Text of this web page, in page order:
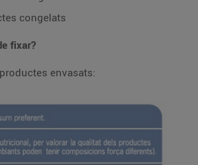
congelats
fixar?
envasats: